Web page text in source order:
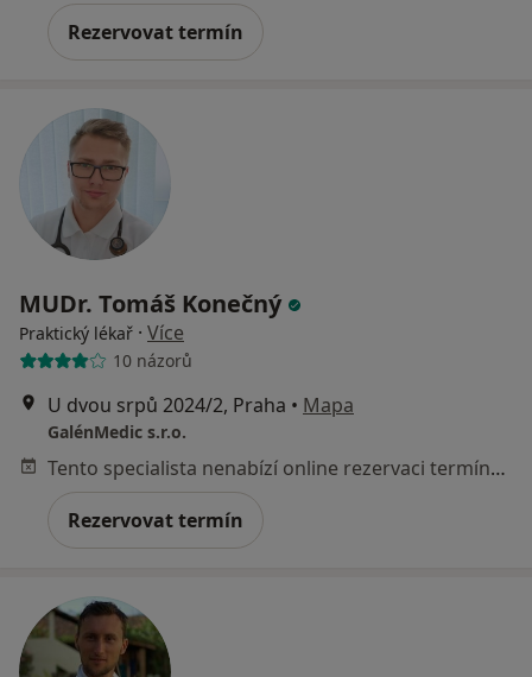
Rezervovat termín
MUDr. Tomáš Konečný
Praktický lékař · Více
10 názorů
U dvou srpů 2024/2, Praha • Mapa
GalénMedic s.r.o.
Tento specialista nenabízí online rezervaci termínu na této adrese.
Rezervovat termín